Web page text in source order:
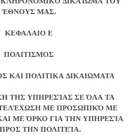
ΈΘΝΟΥΣ ΜΑΣ.
ΚΕΦΑΛΑΙΟ Ε
ΠΟΛΙΤΙΣΜΟΣ
ΚΑΙ ΠΟΛΙΤΙΚΑ ΔΙΚΑΙΩΜΑΤΑ
ΤΗΣ ΥΠΗΡΕΣΊΑΣ ΣΕ ΌΛΑ ΤΑ
ΜΕ ΠΡΟΣΩΠΙΚΌ ΜΕ
ΜΕ ΌΡΚΟ ΓΙΑ ΤΗΝ ΥΠΗΡΕΣΊΑ
ΤΗΝ ΠΟΛΙΤΕΊΑ.